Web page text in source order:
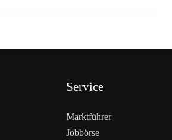
Service
Marktführer
Jobbörse